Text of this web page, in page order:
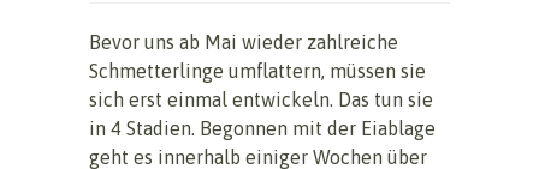
Bevor uns ab Mai wieder zahlreiche
Schmetterlinge umflattern, müssen sie
sich erst einmal entwickeln. Das tun sie
in 4 Stadien. Begonnen mit der Eiablage
geht es innerhalb einiger Wochen über